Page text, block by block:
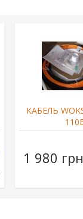
КАБЕЛЬ
1 980